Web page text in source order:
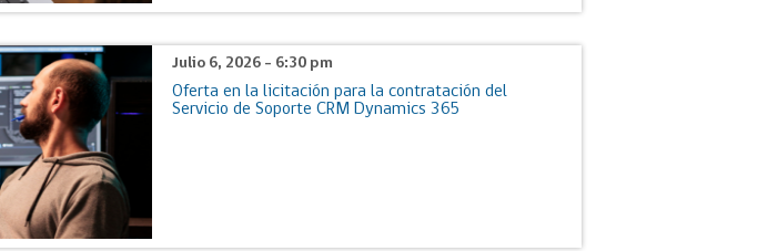
Julio 6, 2026 - 6:30 pm
Oferta en la licitación para la contratación del
Servicio de Soporte CRM Dynamics 365